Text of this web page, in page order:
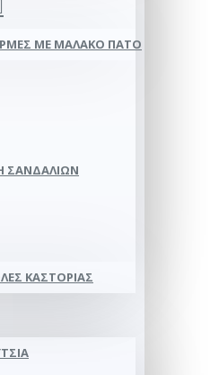
ΜΕ ΜΑΛΑΚΟ ΠΑΤΟ
ΣΑΝΔΑΛΙΏΝ
ΚΑΣΤΟΡΙΆΣ